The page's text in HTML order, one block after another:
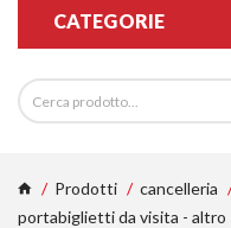
CATEGORIE
Prodotti cancelleria
portabiglietti da visita - altro